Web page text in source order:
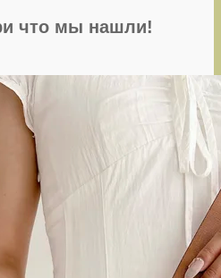
что мы нашли!